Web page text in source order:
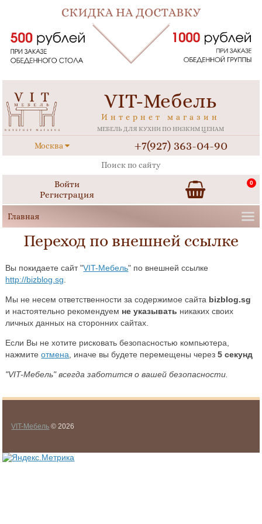
VIT-Мебель
Интернет магазин
МЕБЕЛЬ ДЛЯ КУХНИ ПО НИЗКИМ ЦЕНАМ
Москва +7(927) 363-04-90
Войти
Регистрация
0
Переход по внешней ссылке
Вы покидаете сайт "VIT-Мебель" по внешней ссылке
http://bizblog.sg
Мы не несем ответственности за содержимое сайта bizblog.sg
и настоятельно рекомендуем не указывать никаких своих
личных данных на сторонних сайтах.
Если Вы не хотите рисковать безопасностью компьютера,
нажмитеотмена , иначе вы будете перемещены через5 секунд
"VIT-Мебель" всегда заботится о вашей безопасности.
VIT-Мебель © 2026